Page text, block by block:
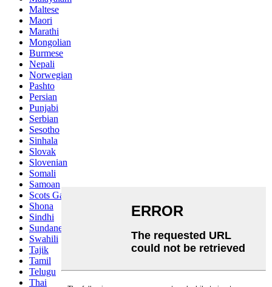
Maltese
Maori
Marathi
Mongolian
Burmese
Nepali
Norwegian
Pashto
Persian
Punjabi
Serbian
Sesotho
Sinhala
Slovak
Slovenian
Somali
Samoan
Scots Gaelic
Shona
Sindhi
Sundanese
Swahili
Tajik
Tamil
Telugu
Thai